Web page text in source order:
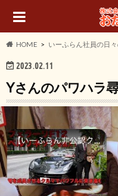
HOME いーふらん社員の日
2023.02.11
Yさんのパワハラ